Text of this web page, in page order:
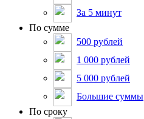
За 5 минут
По сумме
500 рублей
1 000 рублей
5 000 рублей
Большие суммы
По сроку